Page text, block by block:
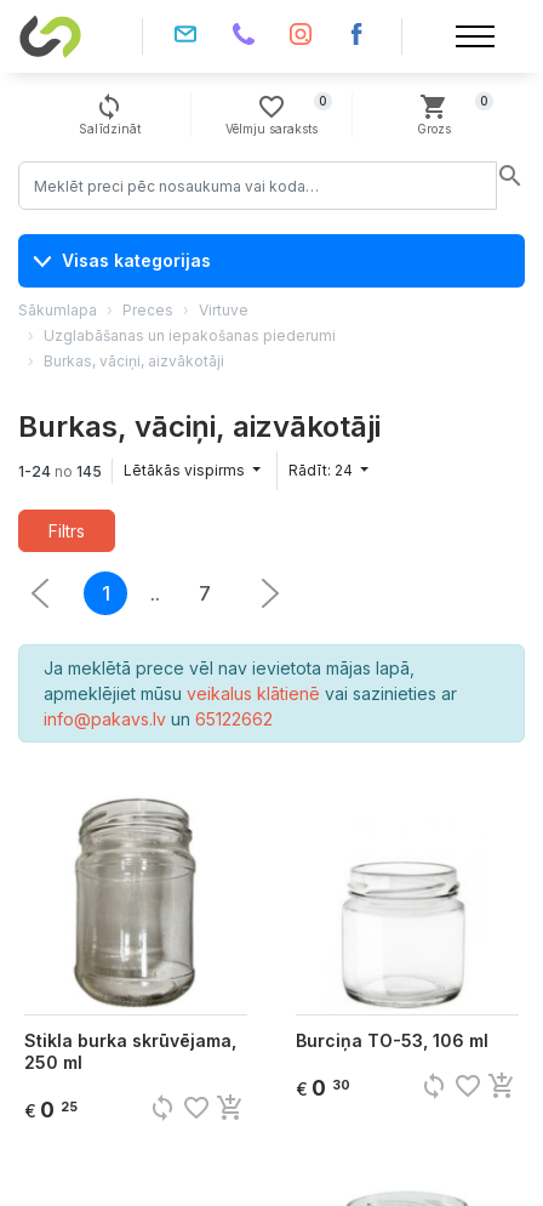
sync
Salīdzināt
favorite_border
Vēlmju saraksts
0 shopping_cart
Grozs
0
search
Visas kategorijas
Sākumlapa Preces
Virtuve
Uzglabāšanas un iepakošanas piederumi
Burkas, vāciņi, aizvākotāji
Burkas, vāciņi, aizvākotāji
1-24 no 145 Lētākās vispirms Rādīt: 24
Filtrs
1 .. 7
Ja meklētā prece vēl nav ievietota mājas lapā,
apmeklējiet mūsu veikalus klātienē vai sazinieties ar
info@pakavs.lv un 65122662
Stikla burka skrūvējama,
250 ml
€ 0 25 sync favorite_border add_shopping_cart
Burciņa TO-53, 106 ml
€ 0 30 sync favorite_border add_shopping_cart